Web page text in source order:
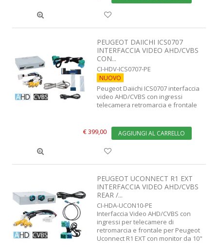
PEUGEOT DAIICHI ICS0707
INTERFACCIA VIDEO AHD/CVBS
CON...
CI-HDV-ICS0707-PE
NUOVO
Peugeot Daiichi ICS0707 interfaccia
video AHD/CVBS con ingressi
telecamera retromarcia e frontale
€ 399,00 AGGIUNGI AL CARRELLO
PEUGEOT UCONNECT R1 EXT
INTERFACCIA VIDEO AHD/CVBS
REAR /...
CI-HDA-UCON10-PE
Interfaccia Video AHD/CVBS con
ingressi per telecamere di
retromarcia e frontale per Peugeot
Uconnect R1 EXT con monitor da 10"